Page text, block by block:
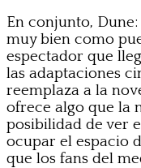
En conjunto,
muy bien como
espectador que
las adaptaciones
reemplaza a la
ofrece algo que la
posibilidad de ver
ocupar el espacio
que los fans del